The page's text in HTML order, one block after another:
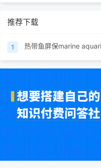
推荐下载
1 热带鱼屏保marine